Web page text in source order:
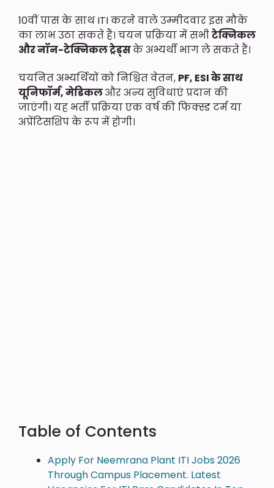
10वीं पास के साथ ITI करने वाले उम्मीदवार इस मौके
का लाभ उठा सकते हैं। चयन प्रक्रिया में सभीटेक्निकल
और नॉन-टेक्निकल ट्रेड्सके अभ्यर्थी भाग ले सकते हैं।
चयनित अभ्यर्थियों को निश्चित वेतन, PF, ESI के साथ
यूनिफॉर्म, मेडिकलऔर अन्य सुविधाएं प्रदान की
जाएंगी। यह भर्ती प्रक्रिया एक वर्ष की फिक्स्ड टर्म या
अप्रेंटिसशिप के रूप में होगी।
Table of Contents
Apply For Neemrana Plant ITI Jobs 2026
Through Campus Placement. Latest